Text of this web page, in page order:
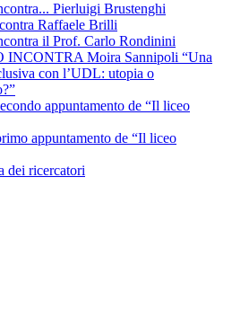
Pierluigi Brustenghi
Raffaele Brilli
il Prof. Carlo Rondinini
INCONTRA Moira Sannipoli “Una
con l’UDL: utopia o
appuntamento de “Il liceo
appuntamento de “Il liceo
dei ricercatori